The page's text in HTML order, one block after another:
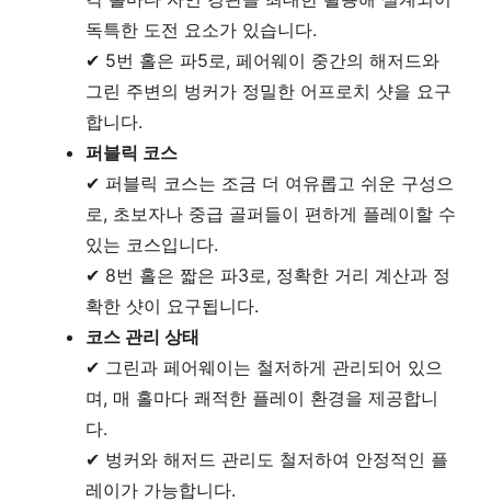
독특한 도전 요소가 있습니다.
✔ 5번 홀은 파5로, 페어웨이 중간의 해저드와
그린 주변의 벙커가 정밀한 어프로치 샷을 요구
합니다.
퍼블릭 코스
✔ 퍼블릭 코스는 조금 더 여유롭고 쉬운 구성으
로, 초보자나 중급 골퍼들이 편하게 플레이할 수
있는 코스입니다.
✔ 8번 홀은 짧은 파3로, 정확한 거리 계산과 정
확한 샷이 요구됩니다.
코스 관리 상태
✔ 그린과 페어웨이는 철저하게 관리되어 있으
며, 매 홀마다 쾌적한 플레이 환경을 제공합니
다.
✔ 벙커와 해저드 관리도 철저하여 안정적인 플
레이가 가능합니다.